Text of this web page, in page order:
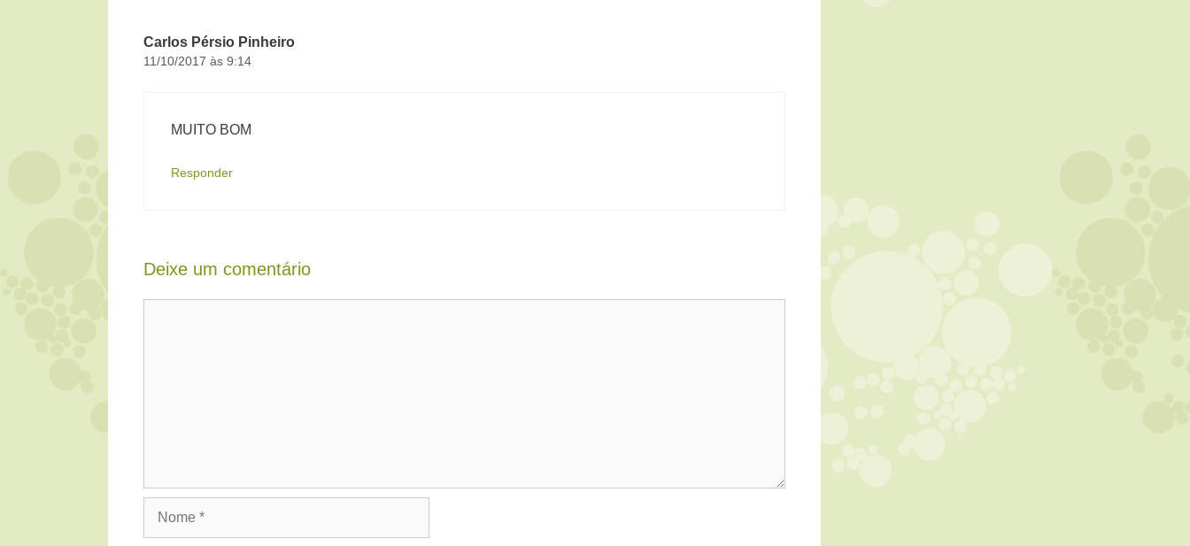
Carlos Pérsio Pinheiro
11/10/2017 às 9:14
MUITO BOM
Responder
Deixe um comentário